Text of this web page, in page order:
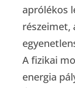
aprólékos
részeimet,
A fizikai
energia